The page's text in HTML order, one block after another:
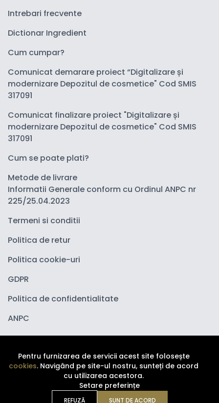
Intrebari frecvente
Dictionar Ingredient
Cum cumpar?
Comunicat demarare proiect “Digitalizare și
modernizare Depozitul de cosmetice" Cod SMIS
317091
Comunicat finalizare proiect "Digitalizare și
modernizare Depozitul de cosmetice" Cod SMIS
317091
Cum se poate plati?
Metode de livrare
Informatii Generale conform cu Ordinul ANPC nr
225/25.04.2023
Termeni si conditii
Politica de retur
Politica cookie-uri
GDPR
Politica de confidentialitate
ANPC
Copyright ©2026Depozituldecosmetice.ro. Toate
Pentru furnizarea de servicii acest site folosește
cookies. Navigând pe site-ul nostru, sunteți de acord
cu utilizarea acestora.
Setare preferințe
REFUZĂ SUNT DE ACORD